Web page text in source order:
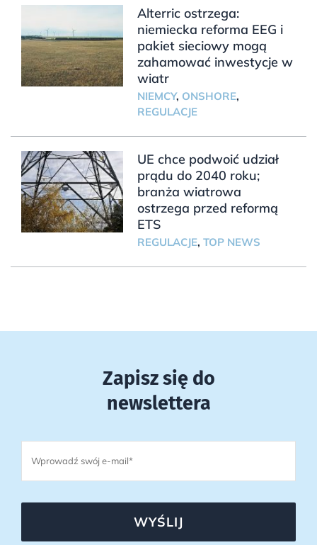
Alterric ostrzega:
niemiecka reforma EEG i
pakiet sieciowy mogą
zahamować inwestycje w
wiatr
NIEMCY, ONSHORE,
REGULACJE
UE chce podwoić udział
prądu do 2040 roku;
branża wiatrowa
ostrzega przed reformą
ETS
REGULACJE, TOP NEWS
Zapisz się do
newslettera
WYŚLIJ